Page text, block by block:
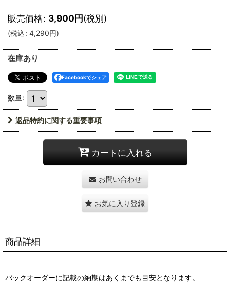
販売価格: 3,900円(税別)
(税込: 4,290円)
在庫あり
Facebookでシェア
数量:
返品特約に関する重要事項
カートに入れる
お問い合わせ
お気に入り登録
商品詳細
バックオーダーに記載の納期はあくまでも目安となります。